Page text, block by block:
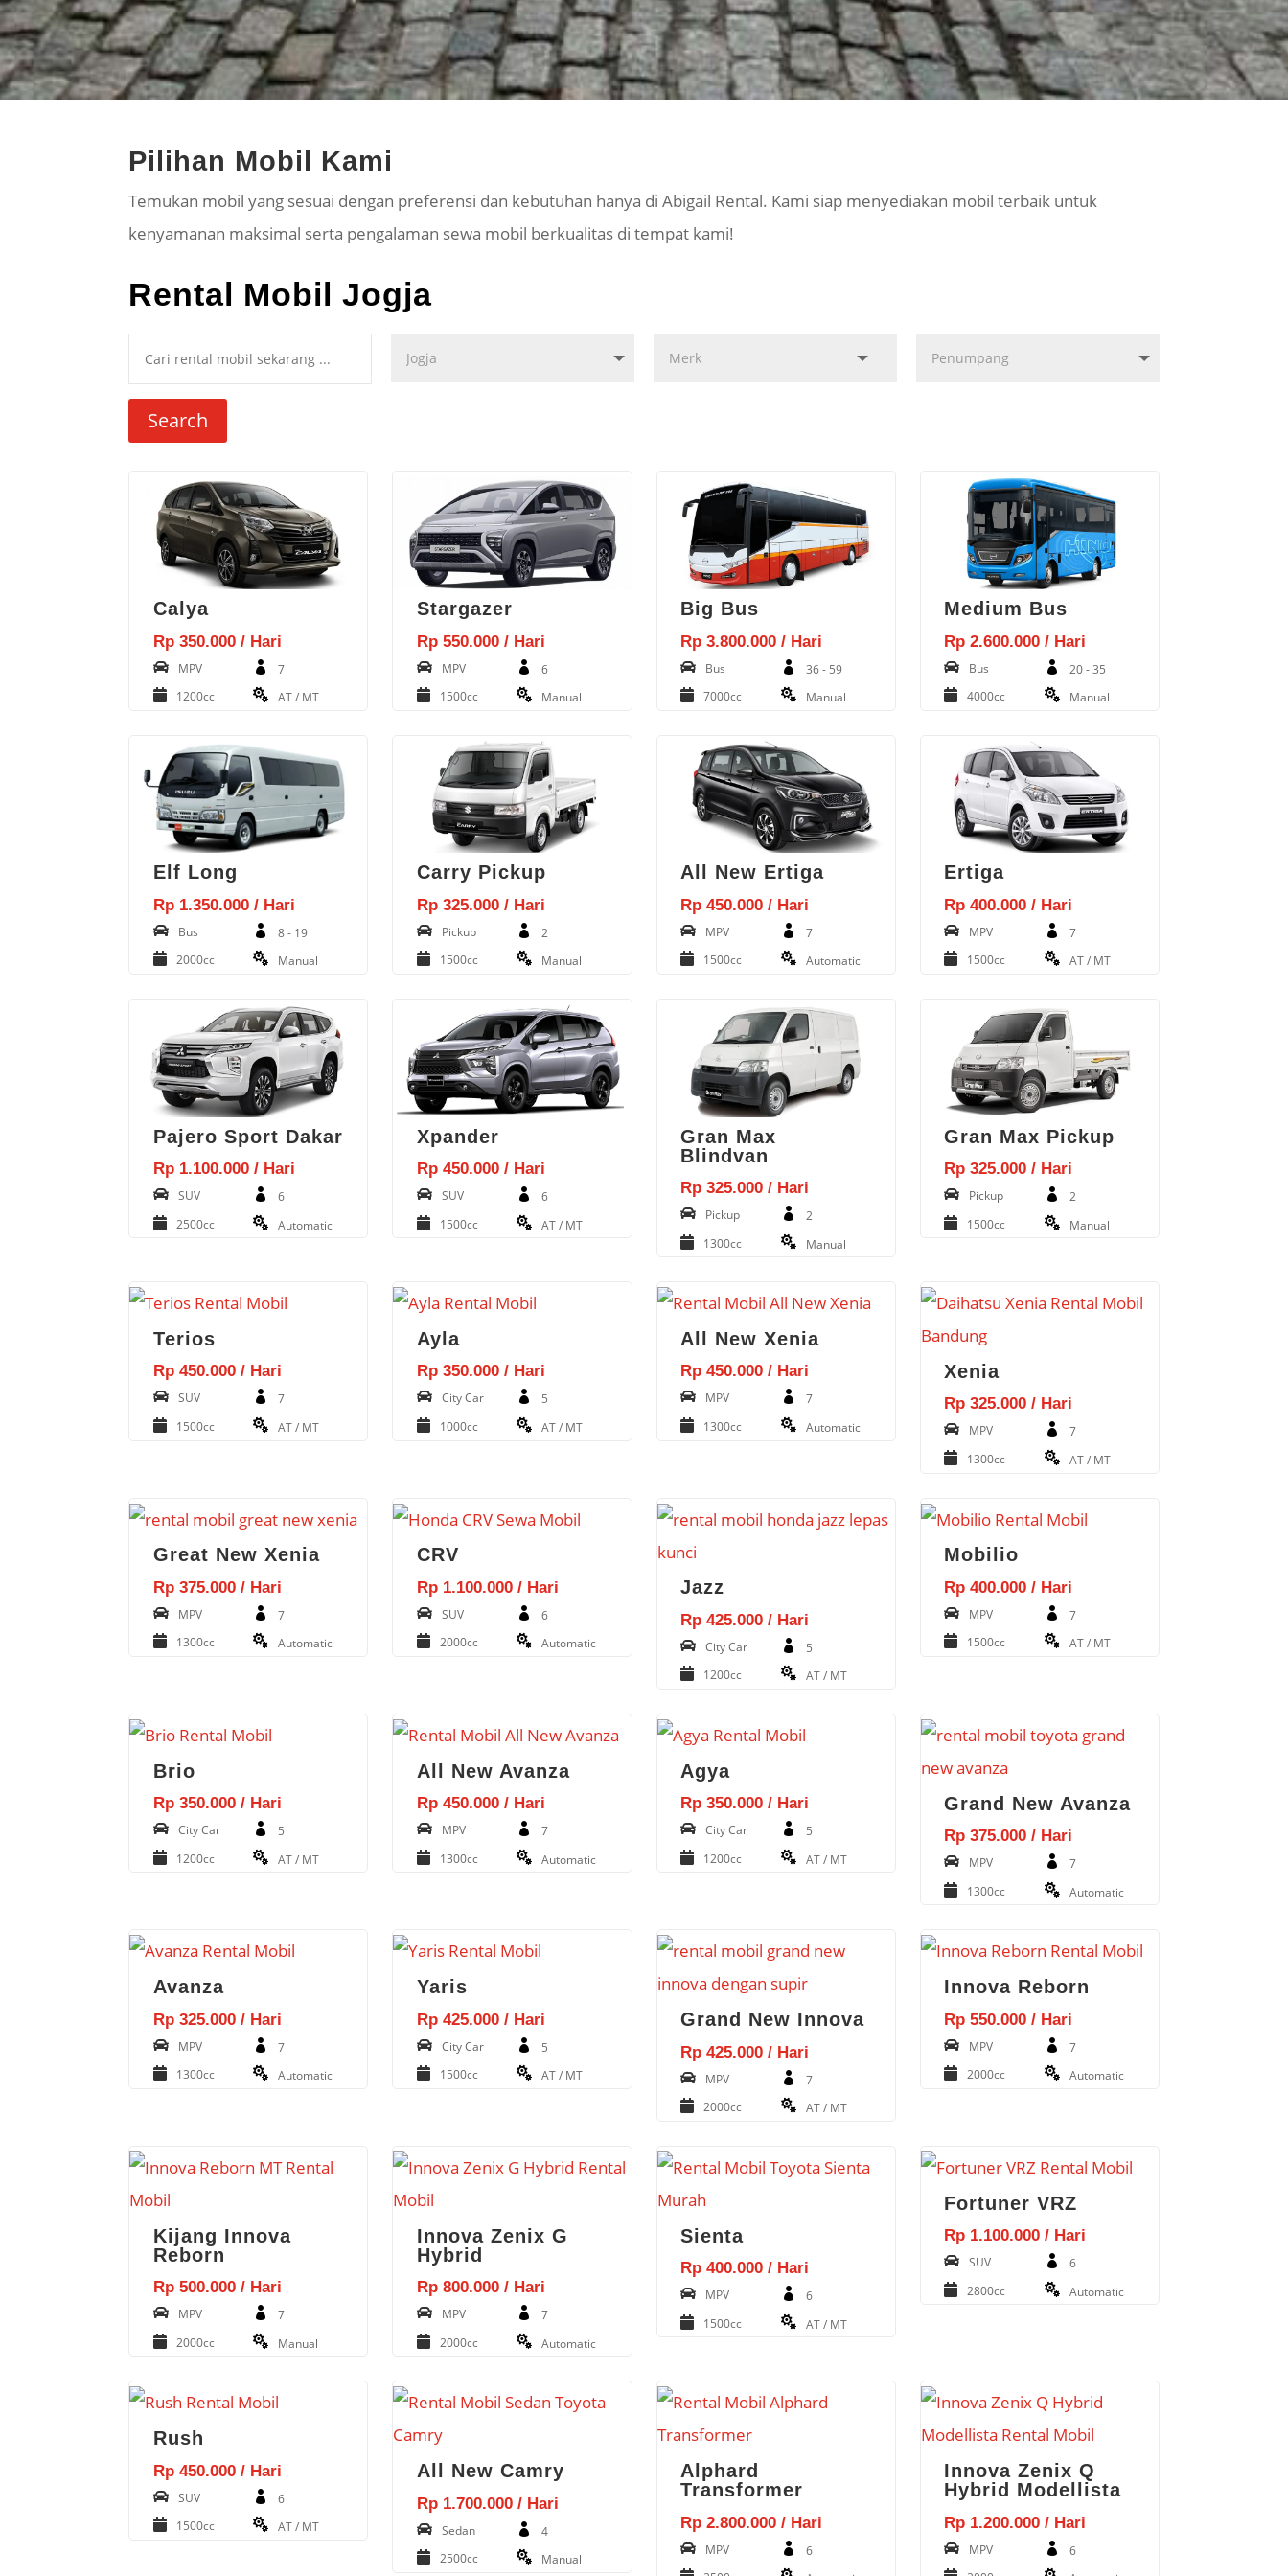
Pilihan Mobil Kami
Temukan mobil yang sesuai dengan preferensi dan kebutuhan hanya di Abigail Rental. Kami siap menyediakan mobil terbaik untuk
kenyamanan maksimal serta pengalaman sewa mobil berkualitas di tempat kami!
Rental Mobil Jogja
Search
Calya
Rp 350.000 / Hari
MPV
7
1200cc
AT / MT
Stargazer
Rp 550.000 / Hari
MPV
6
1500cc
Manual
Big Bus
Rp 3.800.000 / Hari
Bus
36 - 59
7000cc
Manual
Medium Bus
Rp 2.600.000 / Hari
Bus
20 - 35
4000cc
Manual
Elf Long
Rp 1.350.000 / Hari
Bus
8 - 19
2000cc
Manual
Carry Pickup
Rp 325.000 / Hari
Pickup
2
1500cc
Manual
All New Ertiga
Rp 450.000 / Hari
MPV
7
1500cc
Automatic
Ertiga
Rp 400.000 / Hari
MPV
7
1500cc
AT / MT
Pajero Sport Dakar
Rp 1.100.000 / Hari
SUV
6
2500cc
Automatic
Xpander
Rp 450.000 / Hari
SUV
6
1500cc
AT / MT
Gran Max
Blindvan
Rp 325.000 / Hari
Pickup
2
1300cc
Manual
Gran Max Pickup
Rp 325.000 / Hari
Pickup
2
1500cc
Manual
Terios
Rp 450.000 / Hari
SUV
7
1500cc
AT / MT
Ayla
Rp 350.000 / Hari
City Car
5
1000cc
AT / MT
All New Xenia
Rp 450.000 / Hari
MPV
7
1300cc
Automatic
Xenia
Rp 325.000 / Hari
MPV
7
1300cc
AT / MT
Great New Xenia
Rp 375.000 / Hari
MPV
7
1300cc
Automatic
CRV
Rp 1.100.000 / Hari
SUV
6
2000cc
Automatic
Jazz
Rp 425.000 / Hari
City Car
5
1200cc
AT / MT
Mobilio
Rp 400.000 / Hari
MPV
7
1500cc
AT / MT
Brio
Rp 350.000 / Hari
City Car
5
1200cc
AT / MT
All New Avanza
Rp 450.000 / Hari
MPV
7
1300cc
Automatic
Agya
Rp 350.000 / Hari
City Car
5
1200cc
AT / MT
Grand New Avanza
Rp 375.000 / Hari
MPV
7
1300cc
Automatic
Avanza
Rp 325.000 / Hari
MPV
7
1300cc
Automatic
Yaris
Rp 425.000 / Hari
City Car
5
1500cc
AT / MT
Grand New Innova
Rp 425.000 / Hari
MPV
7
2000cc
AT / MT
Innova Reborn
Rp 550.000 / Hari
MPV
7
2000cc
Automatic
Kijang Innova
Reborn
Rp 500.000 / Hari
MPV
7
2000cc
Manual
Innova Zenix G
Hybrid
Rp 800.000 / Hari
MPV
7
2000cc
Automatic
Sienta
Rp 400.000 / Hari
MPV
6
1500cc
AT / MT
Fortuner VRZ
Rp 1.100.000 / Hari
SUV
6
2800cc
Automatic
Rush
Rp 450.000 / Hari
SUV
6
1500cc
AT / MT
All New Camry
Rp 1.700.000 / Hari
Sedan
4
2500cc
Manual
Alphard
Transformer
Rp 2.800.000 / Hari
MPV
6
Innova Zenix Q
Hybrid Modellista
Rp 1.200.000 / Hari
MPV
6